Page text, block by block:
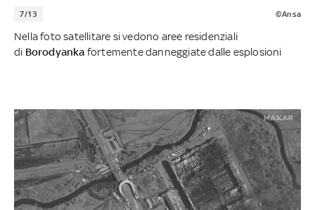
7/13 ©Ansa
Nella foto satellitare si vedono aree residenziali
di Borodyanka fortemente danneggiate dalle esplosioni